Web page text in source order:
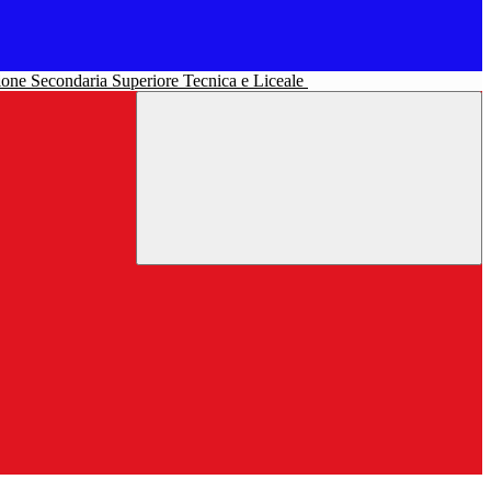
Secondaria Superiore Tecnica e Liceale